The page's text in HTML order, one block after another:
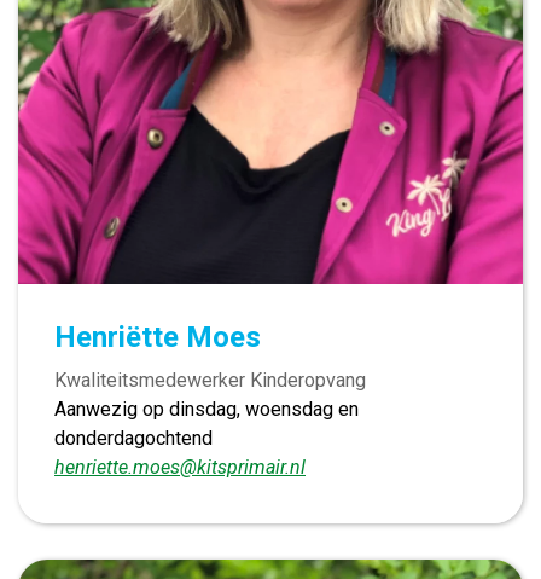
Henriëtte Moes
Kwaliteitsmedewerker Kinderopvang
Aanwezig op dinsdag, woensdag en
donderdagochtend
henriette.moes@kitsprimair.nl